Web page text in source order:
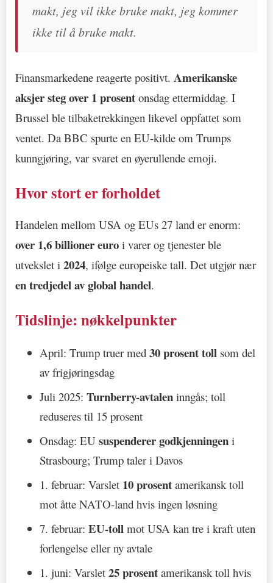
makt, jeg vil ikke bruke makt, jeg kommer
ikke til å bruke makt.
Finansmarkedene reagerte positivt. Amerikanske
aksjer steg over 1 prosent onsdag ettermiddag. I
Brussel ble tilbaketrekkingen likevel oppfattet som
ventet. Da BBC spurte en EU-kilde om Trumps
kunngjøring, var svaret en øyerullende emoji.
Hvor stort er forholdet
Handelen mellom USA og EUs 27 land er enorm:
over 1,6 billioner euro i varer og tjenester ble
utvekslet i 2024, ifølge europeiske tall. Det utgjør nær
en tredjedel av global handel.
Tidslinje: nøkkelpunkter
April: Trump truer med 30 prosent toll som del
av frigjøringsdag
Juli 2025: Turnberry-avtalen inngås; toll
reduseres til 15 prosent
Onsdag: EU suspenderer godkjenningen i
Strasbourg; Trump taler i Davos
1. februar: Varslet 10 prosent amerikansk toll
mot åtte NATO-land hvis ingen løsning
7. februar: EU-toll mot USA kan tre i kraft uten
forlengelse eller ny avtale
1. juni: Varslet 25 prosent amerikansk toll hvis